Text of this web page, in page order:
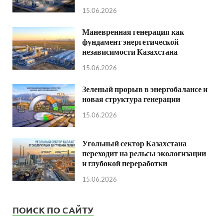
15.06.2026
Маневренная генерация как
фундамент энергетической
независимости Казахстана
15.06.2026
Зеленый прорыв в энергобалансе и
новая структура генерации
15.06.2026
Угольный сектор Казахстана
переходит на рельсы экологизации
и глубокой переработки
15.06.2026
ПОИСК ПО САЙТУ